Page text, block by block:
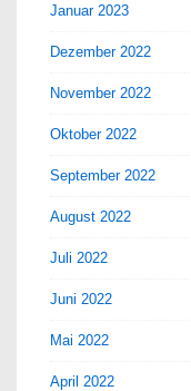
Januar 2023
Dezember 2022
November 2022
Oktober 2022
September 2022
August 2022
Juli 2022
Juni 2022
Mai 2022
April 2022